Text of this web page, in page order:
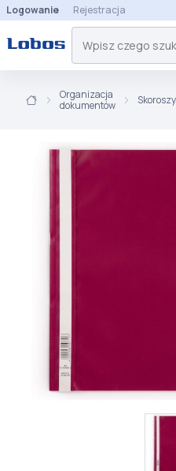
Logowanie Rejestracja
Organizacja
dokumentów